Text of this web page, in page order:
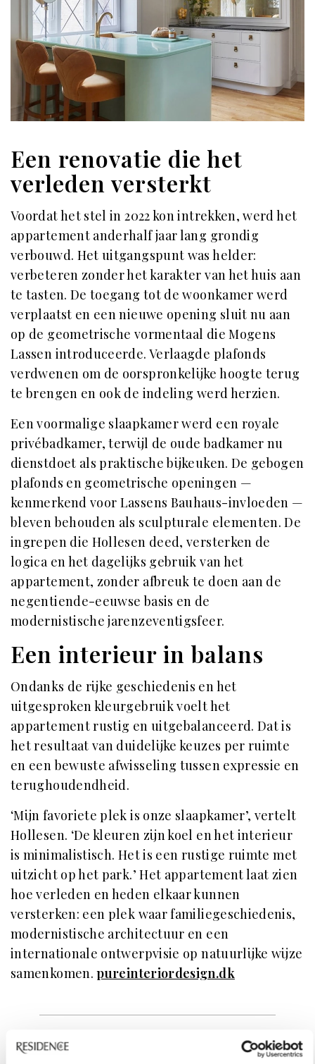
Een renovatie die het
verleden versterkt
Voordat het stel in 2022 kon intrekken, werd het
appartement anderhalf jaar lang grondig
verbouwd. Het uitgangspunt was helder:
verbeteren zonder het karakter van het huis aan
te tasten. De toegang tot de woonkamer werd
verplaatst en een nieuwe opening sluit nu aan
op de geometrische vormentaal die Mogens
Lassen introduceerde. Verlaagde plafonds
verdwenen om de oorspronkelijke hoogte terug
te brengen en ook de indeling werd herzien.
Een voormalige slaapkamer werd een royale
privébadkamer, terwijl de oude badkamer nu
dienstdoet als praktische bijkeuken. De gebogen
plafonds en geometrische openingen —
kenmerkend voor Lassens Bauhaus-invloeden —
bleven behouden als sculpturale elementen. De
ingrepen die Hollesen deed, versterken de
logica en het dagelijks gebruik van het
appartement, zonder afbreuk te doen aan de
negentiende-eeuwse basis en de
modernistische jarenzeventigsfeer.
Een interieur in balans
Ondanks de rijke geschiedenis en het
uitgesproken kleurgebruik voelt het
appartement rustig en uitgebalanceerd. Dat is
het resultaat van duidelijke keuzes per ruimte
en een bewuste afwisseling tussen expressie en
terughoudendheid.
‘Mijn favoriete plek is onze slaapkamer’, vertelt
Hollesen. ‘De kleuren zijn koel en het interieur
is minimalistisch. Het is een rustige ruimte met
uitzicht op het park.’ Het appartement laat zien
hoe verleden en heden elkaar kunnen
versterken: een plek waar familiegeschiedenis,
modernistische architectuur en een
internationale ontwerpvisie op natuurlijke wijze
samenkomen. pureinteriordesign.dk